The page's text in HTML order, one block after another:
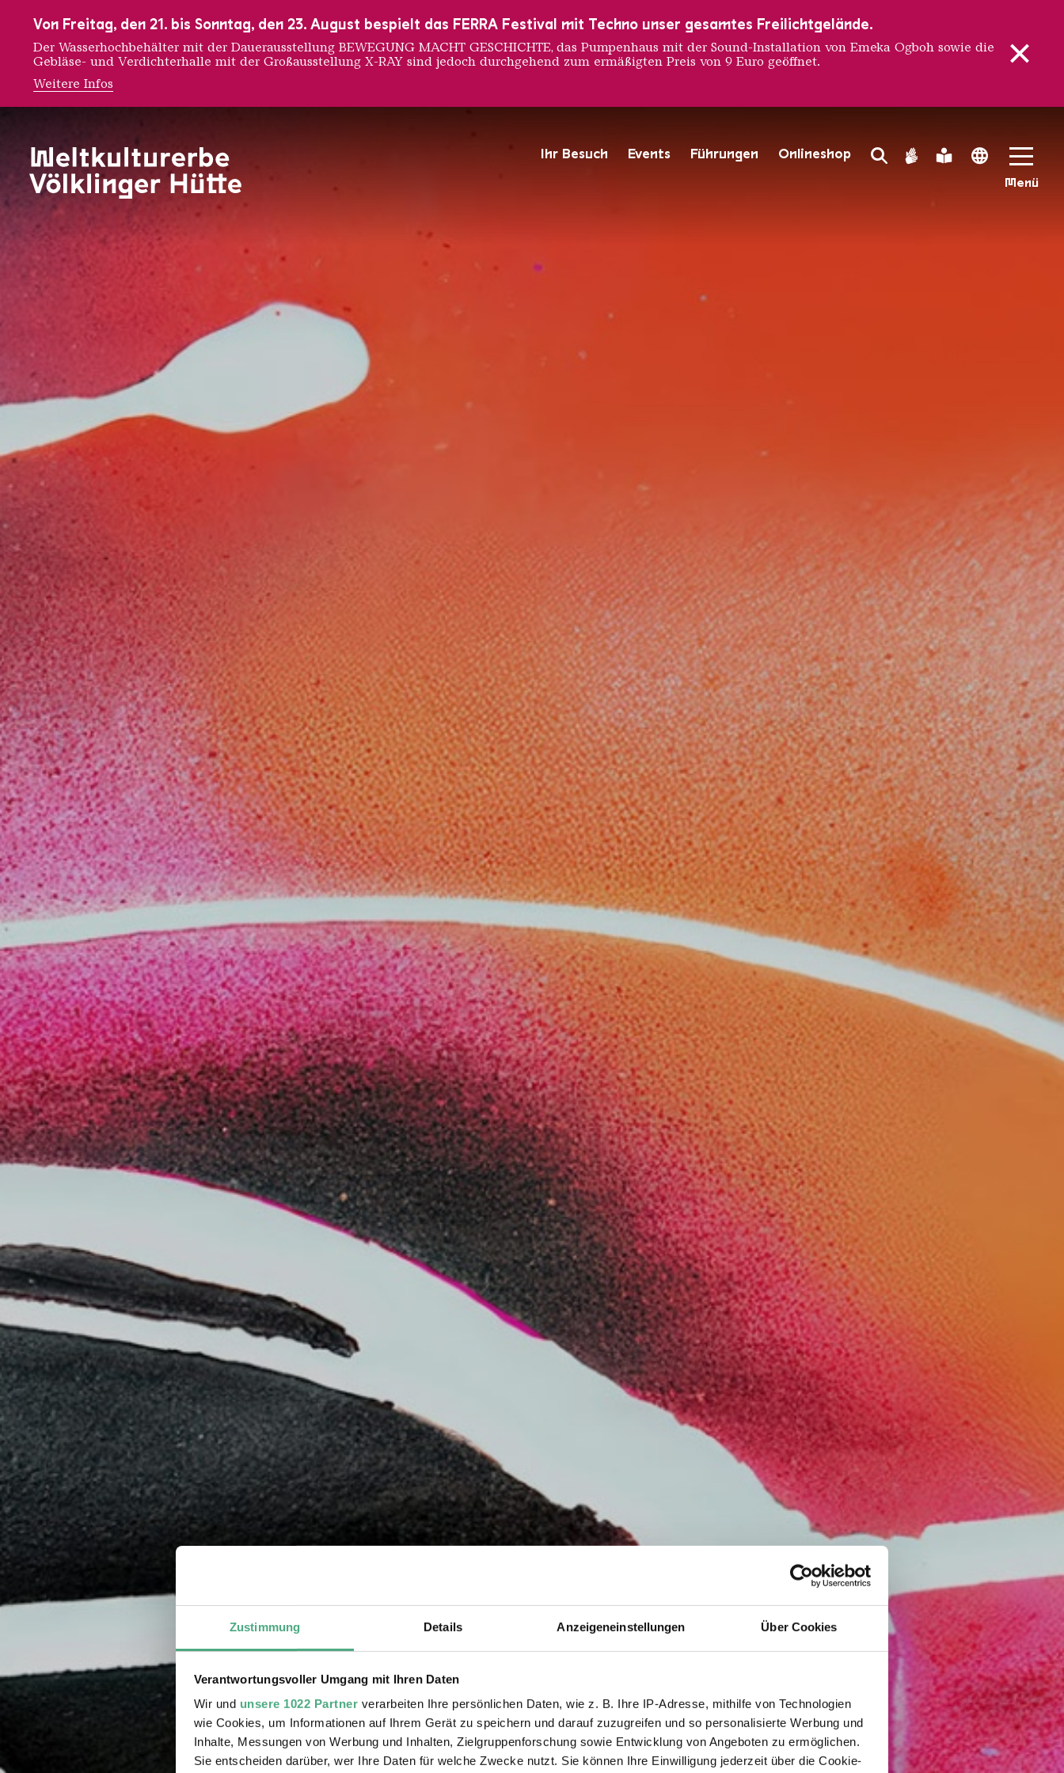
Zustimmung Details Anzeigeneinstellungen Über Cookies
Verantwortungsvoller Umgang mit Ihren Daten
Wir und unsere 1022 Partner verarbeiten Ihre persönlichen Daten, wie z. B. Ihre IP-Adresse, mithilfe von Technologien
wie Cookies, um Informationen auf Ihrem Gerät zu speichern und darauf zuzugreifen und so personalisierte Werbung und
Inhalte, Messungen von Werbung und Inhalten, Zielgruppenforschung sowie Entwicklung von Angeboten zu ermöglichen.
Sie entscheiden darüber, wer Ihre Daten für welche Zwecke nutzt. Sie können Ihre Einwilligung jederzeit über die Cookie-
Search Toggle
Menü
Gebärdensprache
Leichte Sprache
Language
Ihr Besuch Events Führungen Onlineshop
URBAN ART BIENNALE
Von Freitag, den 21. bis Sonntag, den 23. August bespielt das FERRA Festival mit Techno unser gesamtes Freilichtgelände.
Der Wasserhochbehälter mit der Dauerausstellung BEWEGUNG MACHT GESCHICHTE, das Pumpenhaus mit der Sound-Installation von Emeka Ogboh sowie die
Gebläse- und Verdichterhalle mit der Großausstellung X-RAY sind jedoch durchgehend zum ermäßigten Preis von 9 Euro geöffnet.
Weitere Infos